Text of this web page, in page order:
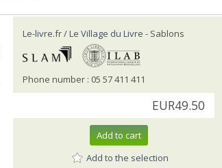
Le-livre.fr / Le Village du Livre - Sablons
Phone number : 05 57 411 411
EUR49.50
Add to cart
Add to the selection